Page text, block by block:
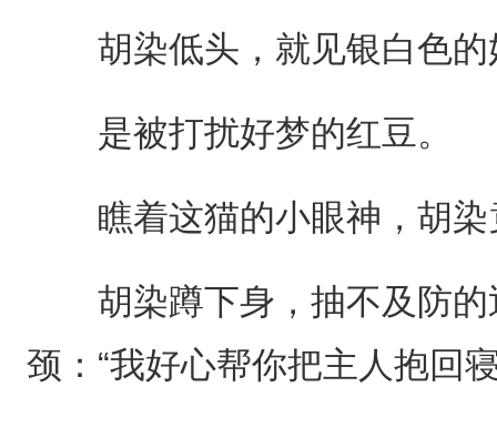
胡染低头，就见银白色的
是被打扰好梦的红豆。
瞧着这猫的小眼神，胡染
胡染蹲下身，抽不及防的
颈：“我好心帮你把主人抱回